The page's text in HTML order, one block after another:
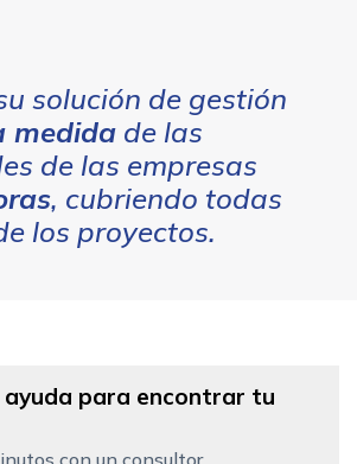
solución de gestión
medida de las
de las empresas
, cubriendo todas
los proyectos.
ayuda para encontrar tu